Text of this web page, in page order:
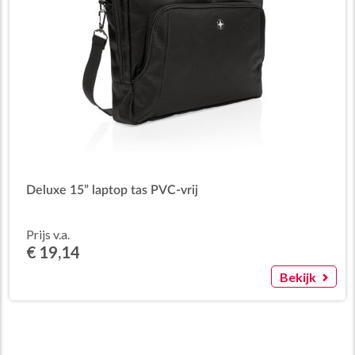
Deluxe 15” laptop tas PVC-vrij
Prijs v.a.
€ 19,14
Bekijk